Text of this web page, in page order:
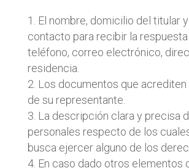
El nombre, domicilio del titular
contacto para recibir la
teléfono, correo electrónico,
residencia.
Los documentos que acrediten
de su representante.
La descripción clara y precisa
personales respecto de los
busca ejercer alguno de los
En caso dado otros elementos